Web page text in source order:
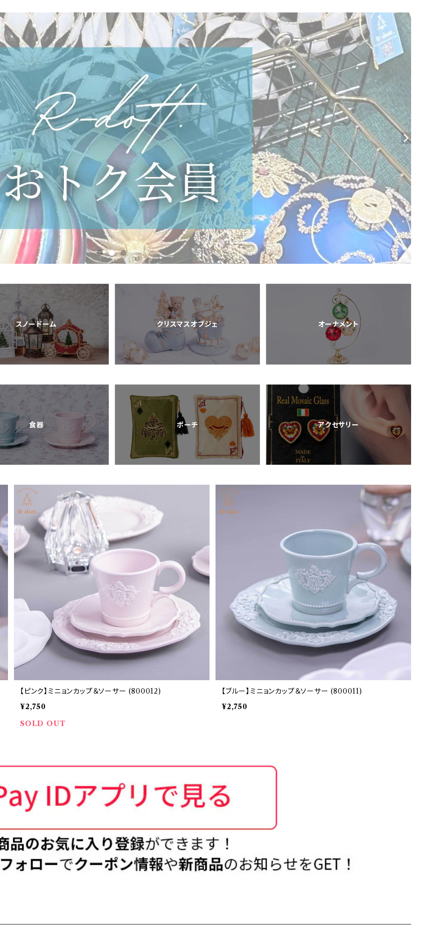
スノードーム クリスマスオブジェ オーナメント
食器 ポーチ アクセサリー
【ピンク】ミニョンカップ＆ソーサー (800012)
¥2,750
SOLD OUT
【ブルー】ミニョンカップ＆ソーサー (800011)
¥2,750